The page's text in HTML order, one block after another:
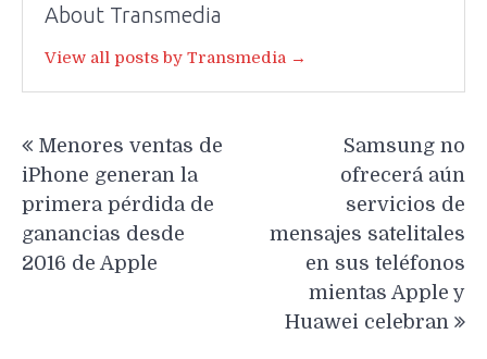
About Transmedia
View all posts by Transmedia →
de
entradas
Menores ventas de
iPhone generan la
primera pérdida de
ganancias desde
2016 de Apple
Samsung no
ofrecerá aún
servicios de
mensajes satelitales
en sus teléfonos
mientas Apple y
Huawei celebran